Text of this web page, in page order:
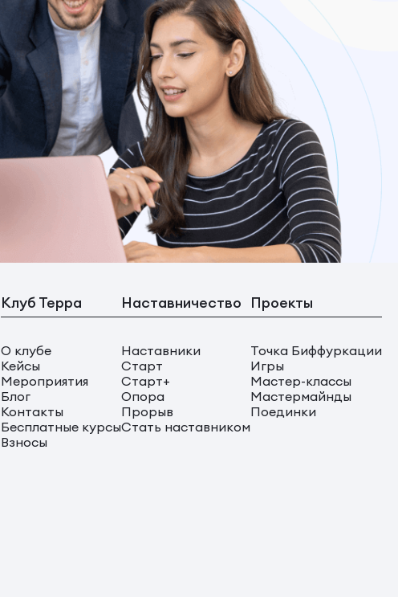
Клуб Терра
О клубе
Кейсы
Мероприятия
Блог
Контакты
Бесплатные курсы
Взносы
Наставничество
Наставники
Старт
Старт+
Опора
Прорыв
Стать наставником
Проекты
Точка Биффуркации
Игры
Мастер-классы
Мастермайнды
Поединки